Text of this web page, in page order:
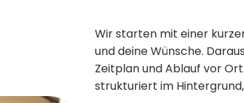
Wir starten mit einer
und deine Wünsche.
Zeitplan und Ablauf vor
strukturiert im